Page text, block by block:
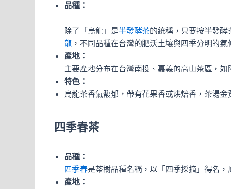
品種：
除了「烏龍」是半發酵茶的統稱，只要按半發
龍 ，不同品種在台灣的肥沃土壤與四季分明的
產地：
主要產地分布在台灣南投、嘉義的高山茶區，
特色：
烏龍茶香氣馥郁，帶有花果香或烘焙香，茶湯
四季春茶
品種：
四季春是茶樹品種名稱，以「四季採摘」得名，
產地：